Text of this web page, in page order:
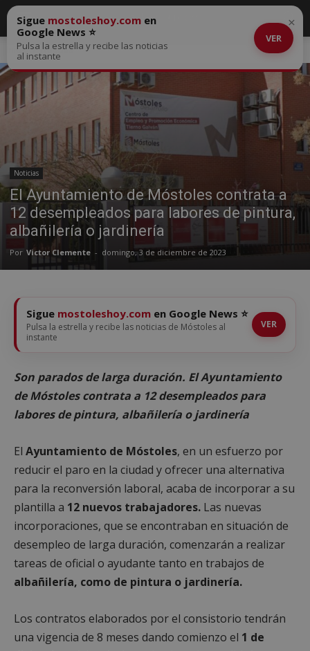
Inicio Noticias
Noticias
El Ayuntamiento de Móstoles contrata a
12 desempleados para labores de pintura,
albañilería o jardinería
Por Victor Clemente - domingo, 3 de diciembre de 2023
Sigue mostoleshoy.com en
Google News ⭐
Pulsa la estrella y recibe las noticias
al instante
VER
×
Sigue mostoleshoy.com en Google News ⭐
Pulsa la estrella y recibe las noticias de Móstoles al
instante
VER
Son parados de larga duración. El Ayuntamiento
de Móstoles contrata a 12 desempleados para
labores de pintura, albañilería o jardinería
El Ayuntamiento de Móstoles, en un esfuerzo por
reducir el paro en la ciudad y ofrecer una alternativa
para la reconversión laboral, acaba de incorporar a su
plantilla a 12 nuevos trabajadores. Las nuevas
incorporaciones, que se encontraban en situación de
desempleo de larga duración, comenzarán a realizar
tareas de oficial o ayudante tanto en trabajos de
albañilería, como de pintura o jardinería.
Los contratos elaborados por el consistorio tendrán
una vigencia de 8 meses dando comienzo el 1 de